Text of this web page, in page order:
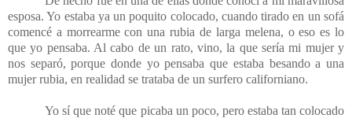
esposa. Yo estaba ya un poquito colocado, cuando tirado en un sofá
comencé a morrearme con una rubia de larga melena, o eso es lo
que yo pensaba. Al cabo de un rato, vino, la que sería mi mujer y
nos separó, porque donde yo pensaba que estaba besando a una
mujer rubia, en realidad se trataba de un surfero californiano.
Yo sí que noté que picaba un poco, pero estaba tan colocado